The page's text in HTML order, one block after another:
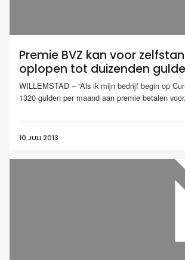
Premie BVZ kan voor
oplopen tot duizenden
WILLEMSTAD – “Als ik mijn bedrijf begin op
1320 gulden per maand aan premie betalen
10 JULI 2013